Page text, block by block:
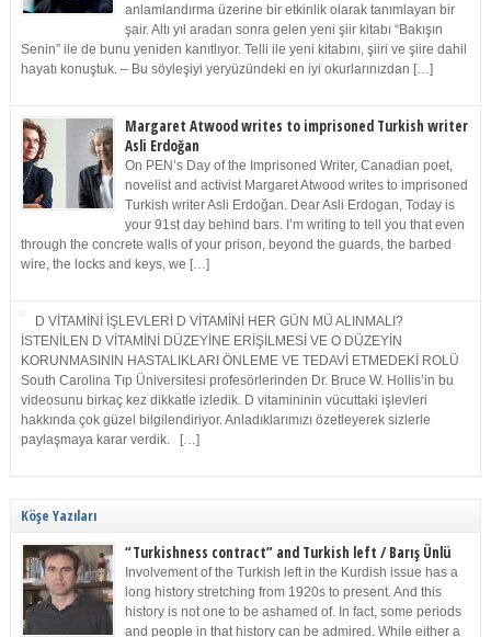
anlamlandırma üzerine bir etkinlik olarak tanımlayan bir
şair. Altı yıl aradan sonra gelen yeni şiir kitabı “Bakışın
Senin” ile de bunu yeniden kanıtlıyor. Telli ile yeni kitabını, şiiri ve şiire dahil
hayatı konuştuk. – Bu söyleşiyi yeryüzündeki en iyi okurlarınızdan […]
Margaret Atwood writes to imprisoned Turkish writer
Asli Erdoğan
On PEN’s Day of the Imprisoned Writer, Canadian poet,
novelist and activist Margaret Atwood writes to imprisoned
Turkish writer Asli Erdoğan. Dear Asli Erdogan, Today is
your 91st day behind bars. I’m writing to tell you that even
through the concrete walls of your prison, beyond the guards, the barbed
wire, the locks and keys, we […]
D VİTAMİNİ İŞLEVLERİ D VİTAMİNİ HER GÜN MÜ ALINMALI?
İSTENİLEN D VİTAMİNİ DÜZEYİNE ERİŞİLMESİ VE O DÜZEYİN
KORUNMASININ HASTALIKLARI ÖNLEME VE TEDAVİ ETMEDEKİ ROLÜ
South Carolina Tıp Üniversitesi profesörlerinden Dr. Bruce W. Hollis’in bu
videosunu birkaç kez dikkatle izledik. D vitamininin vücuttaki işlevleri
hakkında çok güzel bilgilendiriyor. Anladıklarımızı özetleyerek sizlerle
paylaşmaya karar verdik. […]
Köşe Yazıları
“Turkishness contract” and Turkish left / Barış Ünlü
Involvement of the Turkish left in the Kurdish issue has a
long history stretching from 1920s to present. And this
history is not one to be ashamed of. In fact, some periods
and people in that history can be admired. While either a